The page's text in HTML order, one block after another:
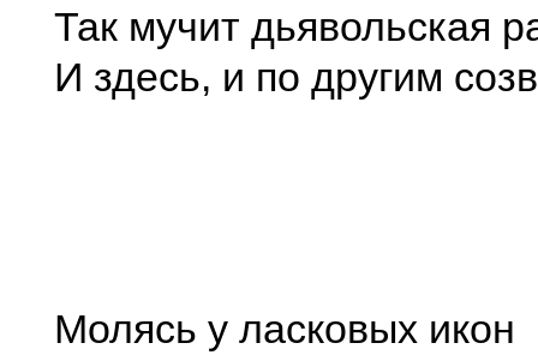
Так мучит дьявольская
И здесь, и по другим
Молясь у ласковых икон